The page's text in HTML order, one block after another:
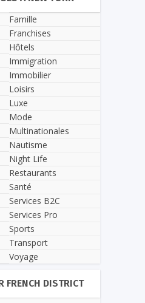
Famille
Franchises
Hôtels
Immigration
Immobilier
Loisirs
Luxe
Mode
Multinationales
Nautisme
Night Life
Restaurants
Santé
Services B2C
Services Pro
Sports
Transport
Voyage
FRENCH DISTRICT